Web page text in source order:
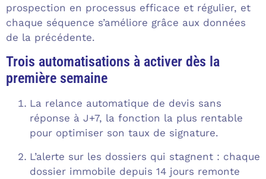
prospection en processus efficace et régulier, et
chaque séquence s’améliore grâce aux données
de la précédente.
Trois automatisations à activer dès la
première semaine
La relance automatique de devis sans
réponse à J+7, la fonction la plus rentable
pour optimiser son taux de signature.
L’alerte sur les dossiers qui stagnent : chaque
dossier immobile depuis 14 jours remonte